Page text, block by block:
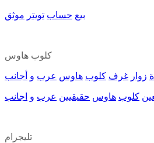
بيع حساب تويتر موثق
كلوب هاوس
زوار غرف كلوب هاوس عرب و أجانب
كلوب هاوس حقيقيين عرب و اجانب
تليجرام